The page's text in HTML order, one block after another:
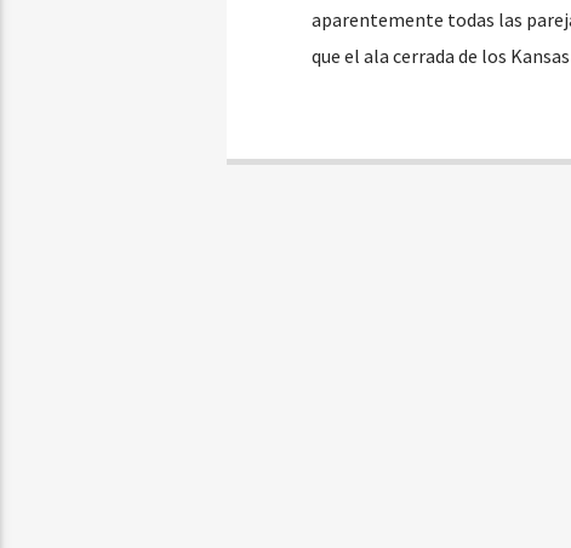
aparentemente todas las
que el ala cerrada de los